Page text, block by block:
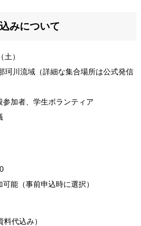
みについて
）
珂川流域（詳細な集合場所は公式発信
加者、学生ボランティア
能（事前申込時に選択）
料代込み）